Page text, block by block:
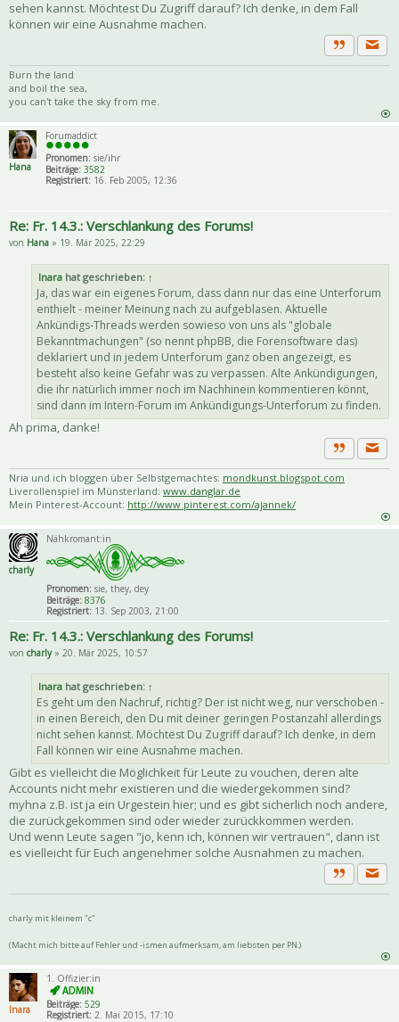
sehen kannst. Möchtest Du Zugriff darauf? Ich denke, in dem Fall
können wir eine Ausnahme machen.
Zitat
Burn the land
and boil the sea,
you can't take the sky from me.
Hana
Forumaddict
Pronomen: sie/ihr
Beiträge: 3582
Registriert: 16. Feb 2005, 12:36
Re: Fr. 14.3.: Verschlankung des Forums!
von Hana » 19. Mär 2025, 22:29
Inara hat geschrieben: ↑
Ja, das war ein eigenes Forum, dass dann nur das eine Unterforum
enthielt - meiner Meinung nach zu aufgeblasen. Aktuelle
Ankündigs-Threads werden sowieso von uns als "globale
Bekanntmachungen" (so nennt phpBB, die Forensoftware das)
deklariert und in jedem Unterforum ganz oben angezeigt, es
besteht also keine Gefahr was zu verpassen. Alte Ankündigungen,
die ihr natürlich immer noch im Nachhinein kommentieren könnt,
sind dann im Intern-Forum im Ankündigungs-Unterforum zu finden.
Ah prima, danke!
Zitat
Nria und ich bloggen über Selbstgemachtes: mondkunst.blogspot.com
Liverollenspiel im Münsterland: www.danglar.de
Mein Pinterest-Account: http://www.pinterest.com/ajannek/
charly
Nähkromant:in
Pronomen: sie, they, dey
Beiträge: 8376
Registriert: 13. Sep 2003, 21:00
Re: Fr. 14.3.: Verschlankung des Forums!
von charly» 20. Mär 2025, 10:57
Inara hat geschrieben: ↑
Es geht um den Nachruf, richtig? Der ist nicht weg, nur verschoben -
in einen Bereich, den Du mit deiner geringen Postanzahl allerdings
nicht sehen kannst. Möchtest Du Zugriff darauf? Ich denke, in dem
Fall können wir eine Ausnahme machen.
Gibt es vielleicht die Möglichkeit für Leute zu vouchen, deren alte
Accounts nicht mehr existieren und die wiedergekommen sind?
myhna z.B. ist ja ein Urgestein hier; und es gibt sicherlich noch andere,
die zurückgekommen sind oder wieder zurückkommen werden.
Und wenn Leute sagen "jo, kenn ich, können wir vertrauen", dann ist
es vielleicht für Euch angenehmer solche Ausnahmen zu machen.
Zitat
charly mit kleinem "c"
(Macht mich bitte auf Fehler und -ismen aufmerksam, am liebsten per PN.)
Inara
1. Offizier:in
Beiträge: 529
Registriert: 2. Mai 2015, 17:10